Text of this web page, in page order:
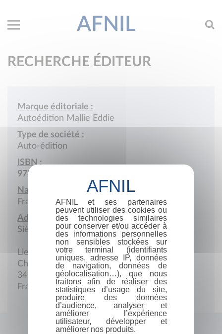
AFNIL
RECHERCHE ÉDITEUR
Marque éditoriale :
Autoédition Mallie Eddie
Type de société :
Auto-édition
ISBN :
978-2-9515103
Nationalité :
France
Adresse :
Siège social
Lieu dit Le Castel
Chemin de la Croix de Redon
34550 Bessan
France
AFNIL et ses partenaires
peuvent utiliser des cookies ou
des technologies similaires
pour conserver et/ou accéder à
des informations personnelles
non sensibles stockées sur
votre terminal (identifiants
uniques, adresse IP, données
de navigation, données de
géolocalisation…), que nous
traitons afin de réaliser des
statistiques d’usage du site,
produire des données
d’audience, analyser et
améliorer l’expérience
utilisateur, développer et
améliorer nos produits.